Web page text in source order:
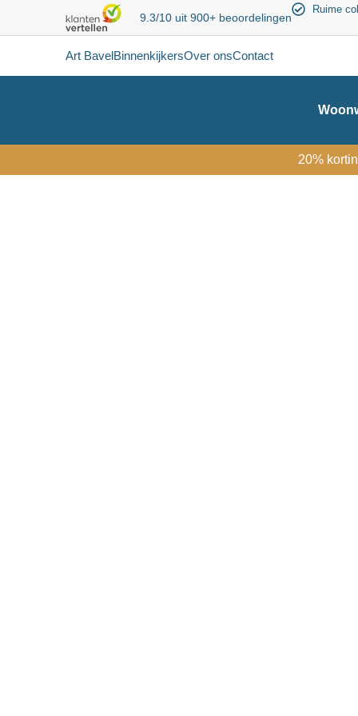
9.3/10 uit 900+ beoordelingen
Ruime
Art BavelBinnenkijkersOver onsContact
20%